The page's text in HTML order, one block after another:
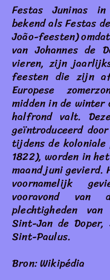
Festas Juninas
bekend als Festas
João-feesten)
van Johannes de
vieren, zijn
feesten die zijn
Europese
midden in de
halfrond valt.
geïntroduceerd
tijdens de
1822), worden in
maand juni
voornamelijk
vooravond van
plechtigheden
Sint-Jan de
Sint-Paulus.
Bron: Wikipédia